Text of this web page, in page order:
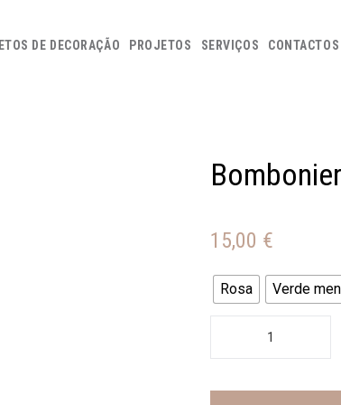
DE DECORAÇÃO PROJETOS SERVIÇOS CONTACTOS
15,00 €
Rosa Verde